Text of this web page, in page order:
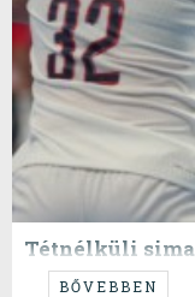
Tétnélküli sima
...Párizsban...
BŐVEBBEN